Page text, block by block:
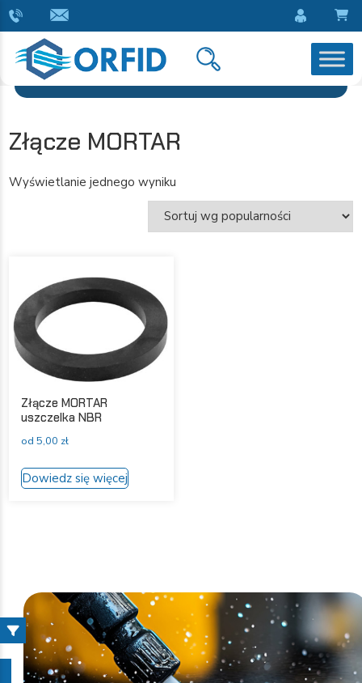
Złącze MORTAR
Wyświetlanie jednego wyniku
Złącze MORTAR
uszczelka NBR
od5,00 zł
Dowiedz się więcejprodukt
wybrać
na
stronie
produktu